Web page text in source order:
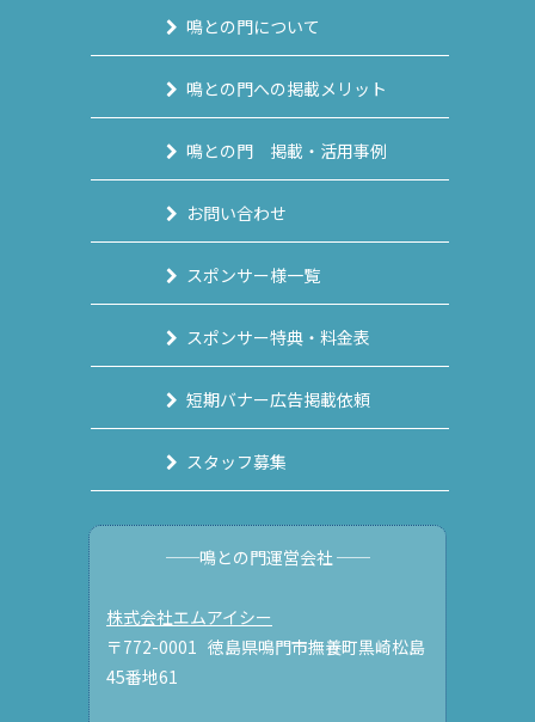
鳴との門について
鳴との門への掲載メリット
鳴との門 掲載・活用事例
お問い合わせ
スポンサー様一覧
スポンサー特典・料金表
短期バナー広告掲載依頼
スタッフ募集
──鳴との門運営会社 ──
株式会社エムアイシー
〒772-0001 徳島県鳴門市撫養町黒崎松島
45番地61